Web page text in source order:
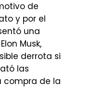
de
y por el
una
Musk,
derrota si
las
compra de la